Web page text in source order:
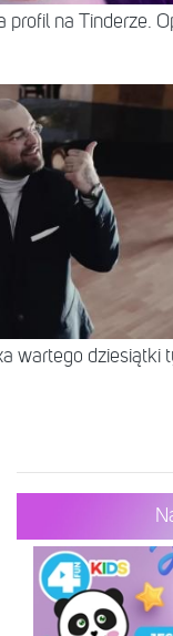
profil na Tinderze.
wartego dziesiątki